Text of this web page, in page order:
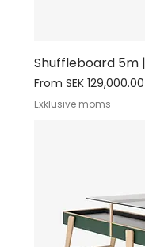
Shuffleboard 5m
FromSEK 129,000.00
Sale Price